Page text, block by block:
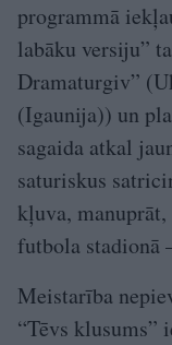
programmā
labāku versiju”
Dramaturgiv”
(Igaunija)) un
sagaida atkal
saturiskus
kļuva,
futbola stadionā
Meistarība
“Tēvs klusums”